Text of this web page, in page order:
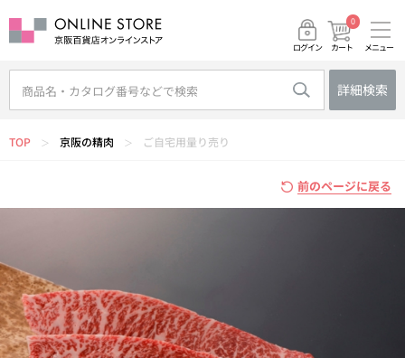
ログイン カート
0
メニュー
詳細検索
TOP ＞ 京阪の精肉 ＞ ご自宅用量り売り
前のページに戻る